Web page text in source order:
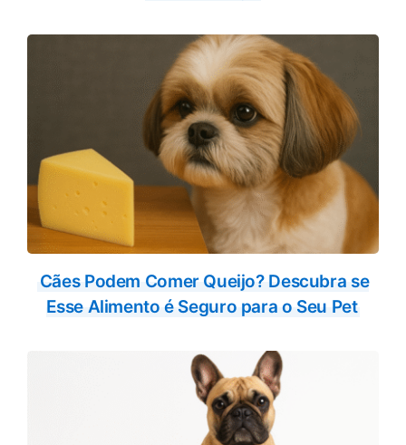
Cães Podem Comer Queijo? Descubra se
Esse Alimento é Seguro para o Seu Pet